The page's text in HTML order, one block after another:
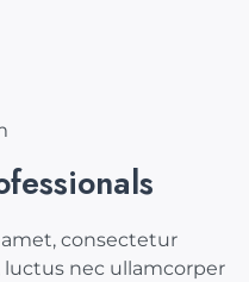
consectetur
nec ullamcorper